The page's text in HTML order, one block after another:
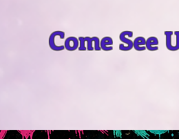
Come See